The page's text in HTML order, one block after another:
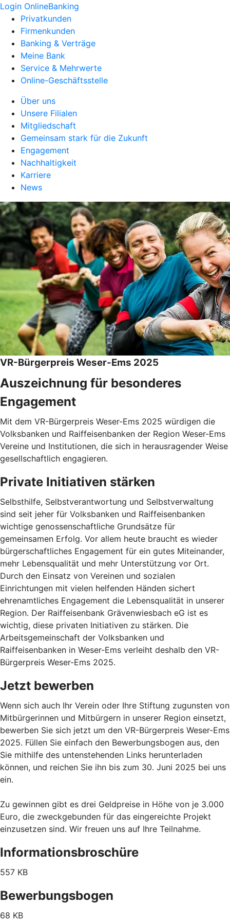
Login OnlineBanking
Privatkunden
Firmenkunden
Banking & Verträge
Meine Bank
Service & Mehrwerte
Online-Geschäftsstelle
Über uns
Unsere Filialen
Mitgliedschaft
Gemeinsam stark für die Zukunft
Engagement
Nachhaltigkeit
Karriere
News
VR-Bürgerpreis Weser-Ems 2025
Auszeichnung für besonderes
Engagement
Mit dem VR-Bürgerpreis Weser-Ems 2025 würdigen die
Volksbanken und Raiffeisenbanken der Region Weser-Ems
Vereine und Institutionen, die sich in herausragender Weise
gesellschaftlich engagieren.
Private Initiativen stärken
Selbsthilfe, Selbstverantwortung und Selbstverwaltung
sind seit jeher für Volksbanken und Raiffeisenbanken
wichtige genossenschaftliche Grundsätze für
gemeinsamen Erfolg. Vor allem heute braucht es wieder
bürgerschaftliches Engagement für ein gutes Miteinander,
mehr Lebensqualität und mehr Unterstützung vor Ort.
Durch den Einsatz von Vereinen und sozialen
Einrichtungen mit vielen helfenden Händen sichert
ehrenamtliches Engagement die Lebensqualität in unserer
Region. Der Raiffeisenbank Grävenwiesbach eG ist es
wichtig, diese privaten Initiativen zu stärken. Die
Arbeitsgemeinschaft der Volksbanken und
Raiffeisenbanken in Weser-Ems verleiht deshalb den VR-
Bürgerpreis Weser-Ems 2025.
Jetzt bewerben
Wenn sich auch Ihr Verein oder Ihre Stiftung zugunsten von
Mitbürgerinnen und Mitbürgern in unserer Region einsetzt,
bewerben Sie sich jetzt um den VR-Bürgerpreis Weser-Ems
2025. Füllen Sie einfach den Bewerbungsbogen aus, den
Sie mithilfe des untenstehenden Links herunterladen
können, und reichen Sie ihn bis zum 30. Juni 2025 bei uns
ein.
Zu gewinnen gibt es drei Geldpreise in Höhe von je 3.000
Euro, die zweckgebunden für das eingereichte Projekt
einzusetzen sind. Wir freuen uns auf Ihre Teilnahme.
Informationsbroschüre
557 KB
Bewerbungsbogen
68 KB